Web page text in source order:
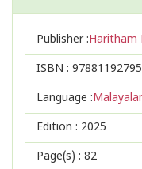
Publisher :Haritham
ISBN :
Language :
Edition : 2025
Page(s) : 82